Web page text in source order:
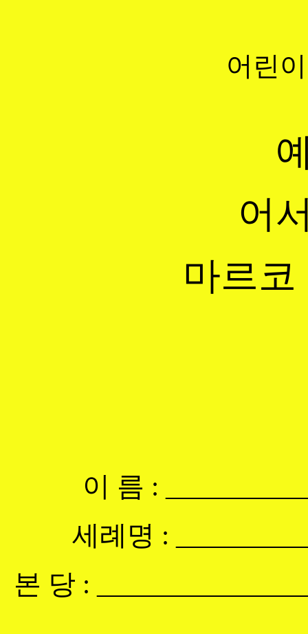
어린
어
마르코
이 름 :
세례명 :
본 당 :